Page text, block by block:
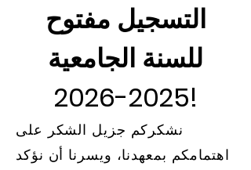
التسجيل مفتوح
للسنة الجامعية
2025-2026!
نشكركم جزيل الشكر على
اهتمامكم بمعهدنا، ويسرنا أن نؤكد